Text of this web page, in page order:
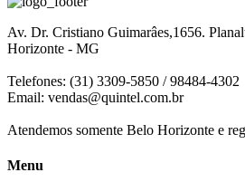
Av. Dr. Cristiano Guimarâes,1656.
Horizonte - MG
Telefones: (31) 3309-5850 / 98484-4302
Email: vendas@quintel.com.br
Atendemos somente Belo Horizonte e
Menu